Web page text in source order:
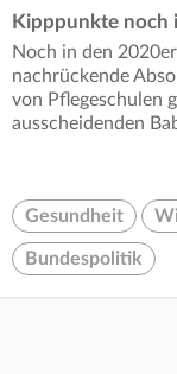
Kipppunkte noch
Noch in den
nachrückende
von Pflegeschulen
ausscheidenden
Gesundheit
Bundespolitik